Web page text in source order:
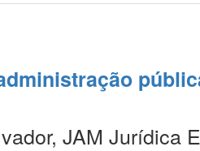
JAM Jurídica